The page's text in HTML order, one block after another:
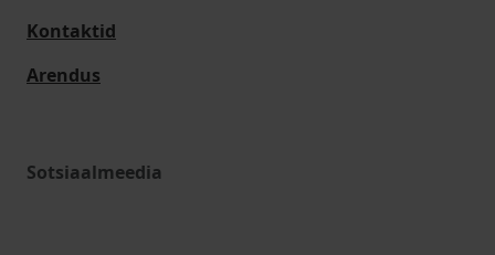
Kontaktid
Arendus
Sotsiaalmeedia